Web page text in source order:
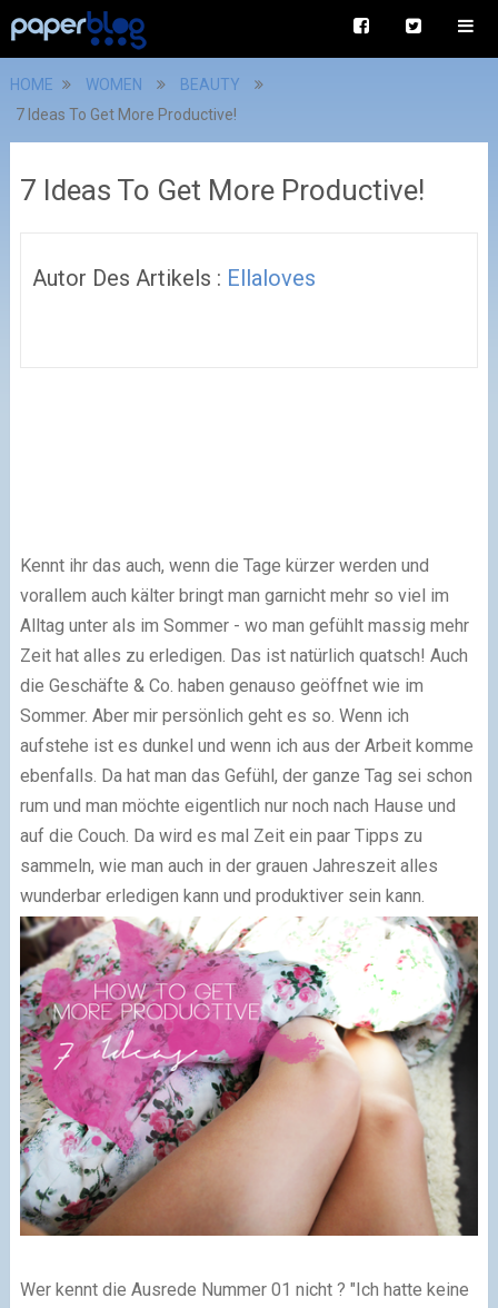
HOME WOMEN
BEAUTY
7 Ideas To Get More Productive!
7 Ideas To Get More Productive!
Autor Des Artikels : Ellaloves
Kennt ihr das auch, wenn die Tage kürzer werden und
vorallem auch kälter bringt man garnicht mehr so viel im
Alltag unter als im Sommer - wo man gefühlt massig mehr
Zeit hat alles zu erledigen. Das ist natürlich quatsch! Auch
die Geschäfte & Co. haben genauso geöffnet wie im
Sommer. Aber mir persönlich geht es so. Wenn ich
aufstehe ist es dunkel und wenn ich aus der Arbeit komme
ebenfalls. Da hat man das Gefühl, der ganze Tag sei schon
rum und man möchte eigentlich nur noch nach Hause und
auf die Couch. Da wird es mal Zeit ein paar Tipps zu
sammeln, wie man auch in der grauen Jahreszeit alles
wunderbar erledigen kann und produktiver sein kann.
Wer kennt die Ausrede Nummer 01 nicht ? "Ich hatte keine